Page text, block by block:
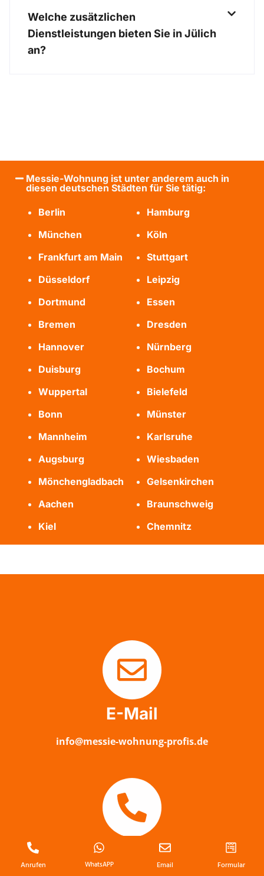
Welche zusätzlichen
Dienstleistungen bieten Sie in Jülich
an?
Messie-Wohnung ist unter anderem auch in
diesen deutschen Städten für Sie tätig:
Berlin
Hamburg
München
Köln
Frankfurt am Main
Stuttgart
Düsseldorf
Leipzig
Dortmund
Essen
Bremen
Dresden
Hannover
Nürnberg
Duisburg
Bochum
Wuppertal
Bielefeld
Bonn
Münster
Mannheim
Karlsruhe
Augsburg
Wiesbaden
Mönchengladbach
Gelsenkirchen
Aachen
Braunschweig
Kiel
Chemnitz
E-Mail
info@messie-wohnung-profis.de
Anrufen
Anrufen WhatsAPP Email Formular